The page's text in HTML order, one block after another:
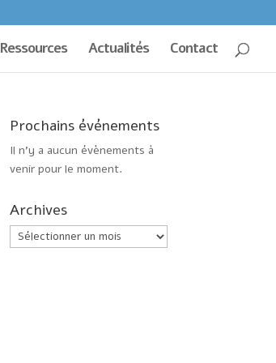
Ressources Actualités Contact
Prochains événements
Il n’y a aucun évènements à
venir pour le moment.
Archives
Archives